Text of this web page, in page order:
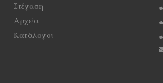
Στέγαση
Αρχεία
Κατάλογοι